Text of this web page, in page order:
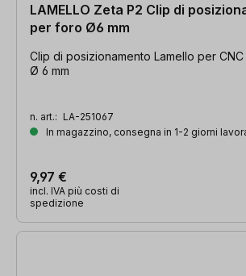
LAMELLO Zeta P2 Clip di
per foro Ø6 mm
Clip di posizionamento Lamello per CNC
Ø 6 mm
n. art.: LA-251067
In magazzino, consegna in 1-2 giorni
9,97 €
incl. IVA più costi di
spedizione